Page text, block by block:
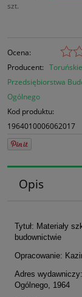
szt.
Ocena:
Producent: Toruńskie
Przedsiębiorstwa
Ogólnego
Kod produktu:
1964010006062017
Opis
Tytuł: Materiały
budownictwie
Opracowanie:
Adres
Ogólnego, 1964